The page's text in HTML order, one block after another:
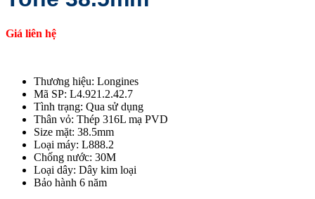
Giá liên hệ
Thương hiệu: Longines
Mã SP: L4.921.2.42.7
Tình trạng: Qua sử dụng
Thân vỏ: Thép 316L mạ PVD
Size mặt: 38.5mm
Loại máy: L888.2
Chống nước: 30M
Loại dây: Dây kim loại
Bảo hành 6 năm